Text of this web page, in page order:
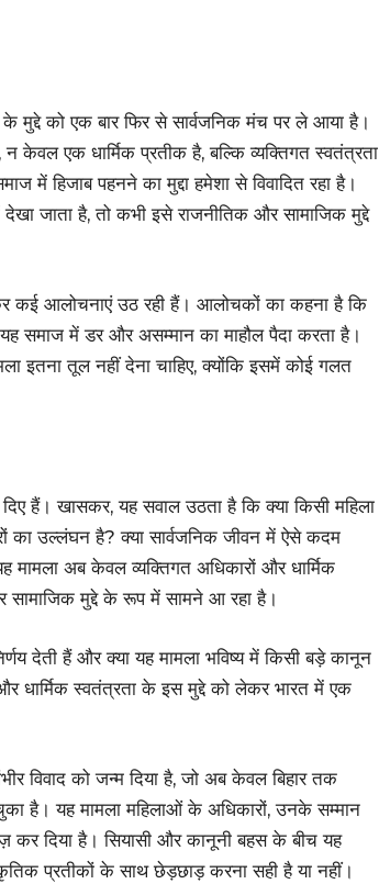
मुद्दे को एक बार फिर से सार्वजनिक मंच पर ले आया है।
केवल एक धार्मिक प्रतीक है, बल्कि व्यक्तिगत स्वतंत्रता
में हिजाब पहनने का मुद्दा हमेशा से विवादित रहा है।
जाता है, तो कभी इसे राजनीतिक और सामाजिक मुद्दे
कई आलोचनाएं उठ रही हैं। आलोचकों का कहना है कि
में डर और असम्मान का माहौल पैदा करता है।
इतना तूल नहीं देना चाहिए, क्योंकि इसमें कोई गलत
हैं। खासकर, यह सवाल उठता है कि क्या किसी महिला
का उल्लंघन है? क्या सार्वजनिक जीवन में ऐसे कदम
अब केवल व्यक्तिगत अधिकारों और धार्मिक
सामाजिक मुद्दे के रूप में सामने आ रहा है।
देती हैं और क्या यह मामला भविष्य में किसी बड़े कानून
धार्मिक स्वतंत्रता के इस मुद्दे को लेकर भारत में एक
विवाद को जन्म दिया है, जो अब केवल बिहार तक
है। यह मामला महिलाओं के अधिकारों, उनके सम्मान
दिया है। सियासी और कानूनी बहस के बीच यह
प्रतीकों के साथ छेड़छाड़ करना सही है या नहीं।